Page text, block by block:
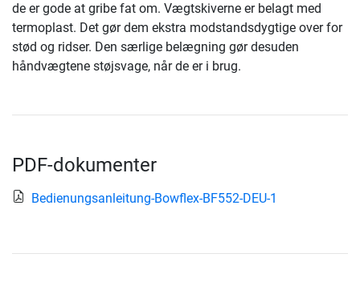
de er gode at gribe fat om. Vægtskiverne er belagt med
termoplast. Det gør dem ekstra modstandsdygtige over for
stød og ridser. Den særlige belægning gør desuden
håndvægtene støjsvage, når de er i brug.
PDF-dokumenter
Bedienungsanleitung-Bowflex-BF552-DEU-1